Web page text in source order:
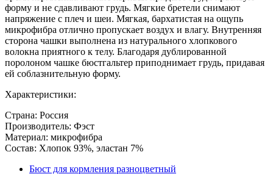
форму и не сдавливают грудь. Мягкие бретели снимают
напряжение с плеч и шеи. Мягкая, бархатистая на ощупь
микрофибра отлично пропускает воздух и влагу. Внутренняя
сторона чашки выполнена из натурального хлопкового
волокна приятного к телу. Благодаря дублированной
поролоном чашке бюстгальтер приподнимает грудь, придавая
ей соблазнительную форму.
Характеристики:
Страна: Россия
Производитель: Фэст
Материал: микрофибра
Состав: Хлопок 93%, эластан 7%
Бюст для кормления разноцветный